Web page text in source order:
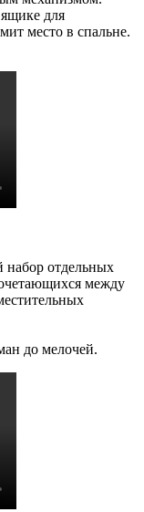
для
место в спальне.
набор отдельных
между
до мелочей.